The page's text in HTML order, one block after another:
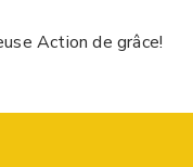
Action de grâce!